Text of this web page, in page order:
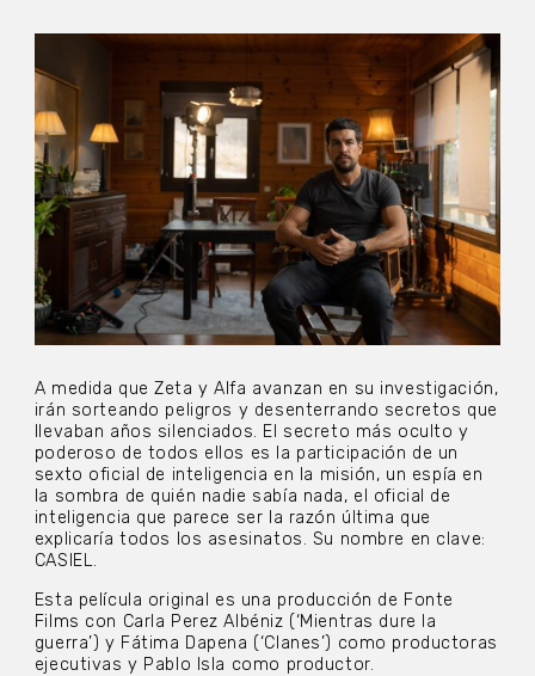
A medida que Zeta y Alfa avanzan en su investigación,
irán sorteando peligros y desenterrando secretos que
llevaban años silenciados. El secreto más oculto y
poderoso de todos ellos es la participación de un
sexto oficial de inteligencia en la misión, un espía en
la sombra de quién nadie sabía nada, el oficial de
inteligencia que parece ser la razón última que
explicaría todos los asesinatos. Su nombre en clave:
CASIEL.
Esta película original es una producción de Fonte
Films con Carla Perez Albéniz (‘Mientras dure la
guerra’) y Fátima Dapena (‘Clanes’) como productoras
ejecutivas y Pablo Isla como productor.